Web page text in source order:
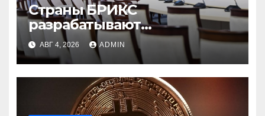
Страны БРИКС
разрабатывают
инфраструктуру на базе
цифровых валют
центробанков
АВГ 4, 2026 ADMIN